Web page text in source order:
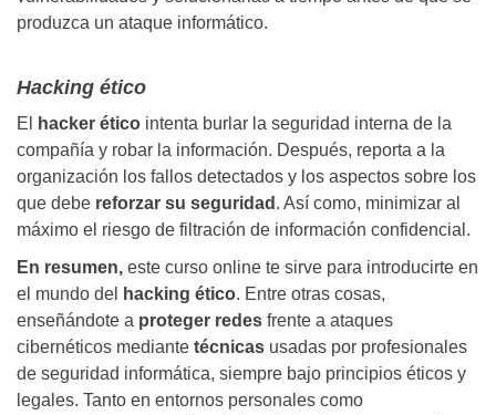
produzca un ataque informático.
Hacking ético
El hacker ético intenta burlar la seguridad interna de la
compañía y robar la información. Después, reporta a la
organización los fallos detectados y los aspectos sobre los
que debe reforzar su seguridad . Así como, minimizar al
máximo el riesgo de filtración de información confidencial.
En resumen, este curso online te sirve para introducirte en
el mundo del
hacking ético. Entre otras cosas,
enseñándote a proteger redes frente a ataques
cibernéticos mediante técnicas usadas por profesionales
de seguridad informática, siempre bajo principios éticos y
legales. Tanto en entornos personales como